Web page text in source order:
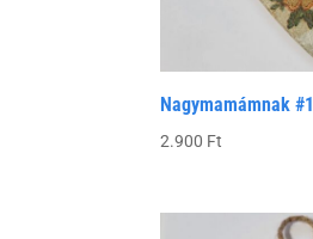
Nagymamámnak #1
2.900 Ft